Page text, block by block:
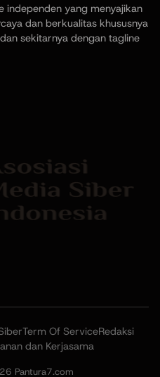
independen yang menyajikan
dan berkualitas khususnya
sekitarnya dengan tagline
Term Of ServiceRedaksi
dan Kerjasama
Pantura7.com